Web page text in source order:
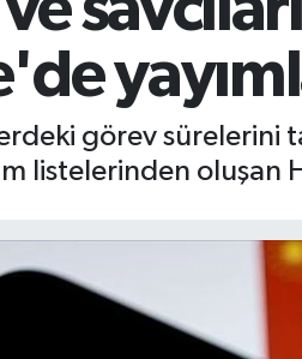
görev sürelerini
listelerinden oluşan